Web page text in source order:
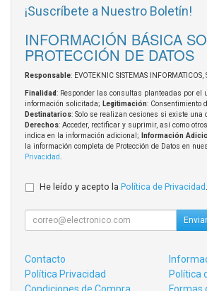
¡Suscríbete a Nuestro Boletín!
INFORMACIÓN BÁSICA
PROTECCIÓN DE DATOS
Responsable: EVOTEKNIC SISTEMAS INFORMATICOS,
Finalidad: Responder las consultas planteadas por el
información solicitada; Legitimación: Consentimiento
Destinatarios: Solo se realizan cesiones si existe una
Derechos: Acceder, rectificar y suprimir, así como
indica en la información adicional;
Información
la información completa de Protección de Datos en
Privacidad
He leído y acepto la Política de Privacidad
Enviar
Contacto
Política Privacidad
Política
Condiciones de Compra
Formas